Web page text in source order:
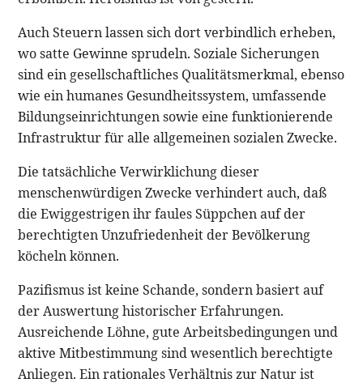
Auch Steuern lassen sich dort verbindlich erheben,
wo satte Gewinne sprudeln. Soziale Sicherungen
sind ein gesellschaftliches Qualitätsmerkmal, ebenso
wie ein humanes Gesundheitssystem, umfassende
Bildungseinrichtungen sowie eine funktionierende
Infrastruktur für alle allgemeinen sozialen Zwecke.
Die tatsächliche Verwirklichung dieser
menschenwürdigen Zwecke verhindert auch, daß
die Ewiggestrigen ihr faules Süppchen auf der
berechtigten Unzufriedenheit der Bevölkerung
köcheln können.
Pazifismus ist keine Schande, sondern basiert auf
der Auswertung historischer Erfahrungen.
Ausreichende Löhne, gute Arbeitsbedingungen und
aktive Mitbestimmung sind wesentlich berechtigte
Anliegen. Ein rationales Verhältnis zur Natur ist